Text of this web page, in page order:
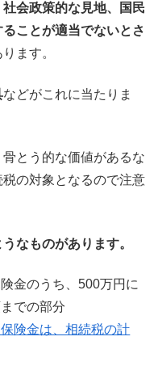
会政策的な見地、国民
ことが適当でないとさ
ます。
などがこれに当たりま
とう的な価値があるな
の対象となるので注意
なものがあります。
金のうち、500万円に
での部分
険金は、相続税の計